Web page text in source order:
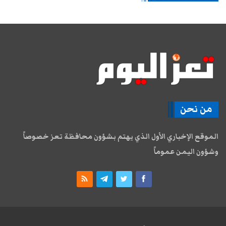
من نحن
الموقع الإخباري الأول الذي يهتم بشؤون محافظة تعز خصوصاً
وشؤون اليمن عموماً